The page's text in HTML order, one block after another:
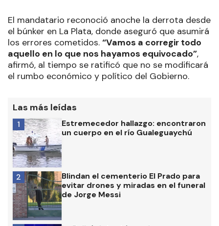
El mandatario reconoció anoche la derrota desde
el búnker en La Plata, donde aseguró que asumirá
los errores cometidos. “Vamos a corregir todo
aquello en lo que nos hayamos equivocado”,
afirmó, al tiempo se ratificó que no se modificará
el rumbo económico y político del Gobierno.
Las más leídas
Estremecedor hallazgo: encontraron
un cuerpo en el río Gualeguaychú
1
Blindan el cementerio El Prado para
evitar drones y miradas en el funeral
de Jorge Messi
2